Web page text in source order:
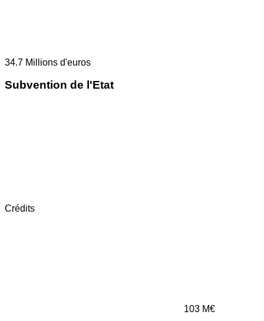
34.7 Millions d'euros
Subvention de l'Etat
Crédits
103 M€